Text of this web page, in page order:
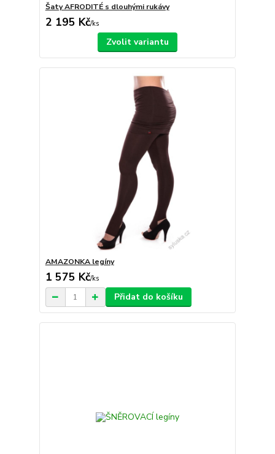
Šaty AFRODITÉ s dlouhými rukávy
2 195 Kč/ks
Zvolit variantu
AMAZONKA legíny
1 575 Kč/ks
Přidat do košíku